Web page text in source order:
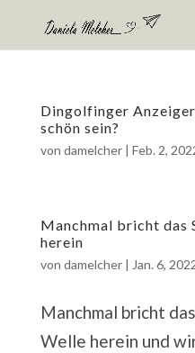
Dingolfinger
schön sein?
von damelcher| Feb. 2,
Manchmal bricht das
herein
von damelcher| Jan. 6,
Manchmal bricht
Welle herein und